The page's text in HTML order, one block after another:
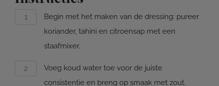
Begin met het maken van de dressing: pureer
koriander, tahini en citroensap met een
staafmixer.
Voeg koud water toe voor de juiste
consistentie en breng op smaak met zout.